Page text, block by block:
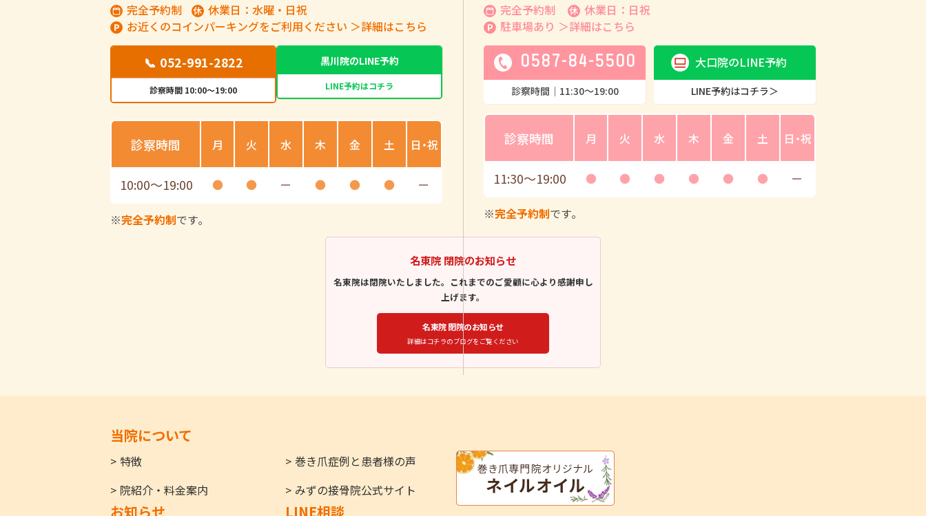
完全予約制
休業日：水曜・日祝
お近くのコインパーキングをご利用ください ＞詳細はこちら
📞 052-991-2822
診察時間 10:00～19:00
黒川院のLINE予約
LINE予約はコチラ
診察時間 月 火 水 木 金 土 日・祝
10:00〜19:00 ● ● ー ● ● ● ー
※完全予約制です｡
完全予約制
休業日：日祝
駐車場あり ＞詳細はこちら
0587-84-5500
診察時間｜ 11:30〜19:00
大口院のLINE予約
LINE予約はコチラ＞
診察時間 月 火 水 木 金 土 日・祝
11:30〜19:00 ● ● ● ● ● ● ー
※完全予約制です｡
名東院 閉院のお知らせ
名東院は閉院いたしました。これまでのご愛顧に心より感謝申し
上げます。
名東院 閉院のお知らせ
詳細はコチラのブログをご覧ください
当院について
特徴
院紹介・料金案内
巻き爪症例と患者様の声
みずの接骨院公式サイト
お知らせ LINE相談